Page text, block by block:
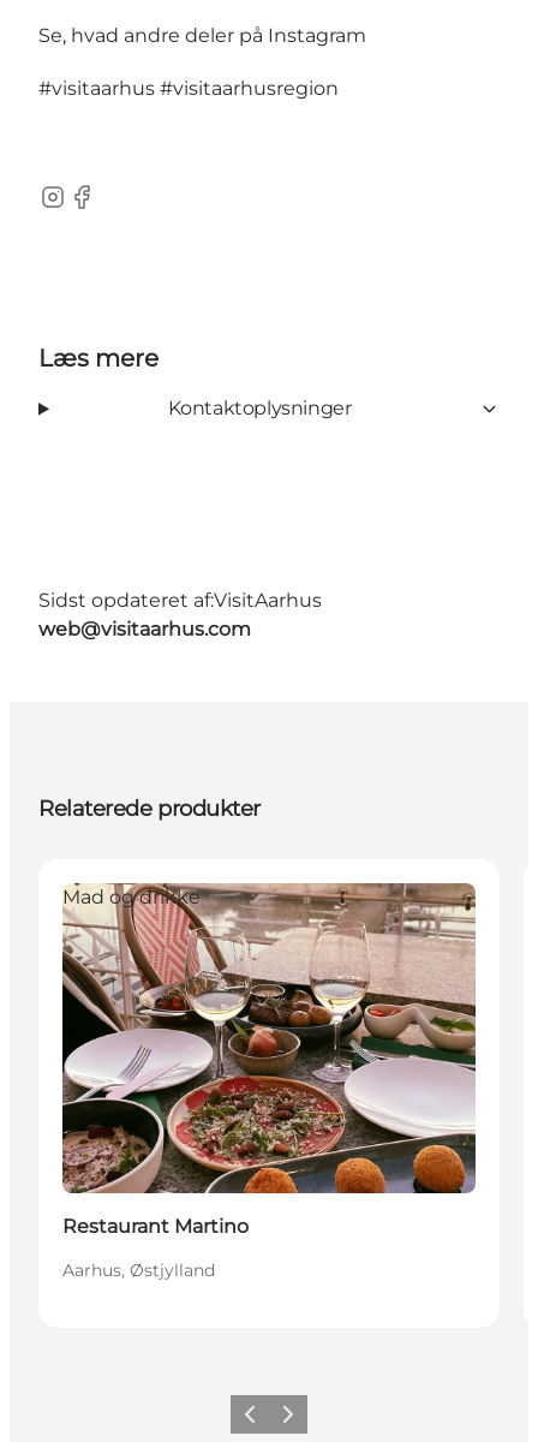
Se, hvad andre deler på Instagram
#visitaarhus #visitaarhusregion
Instagram
Facebook
Læs mere
Kontaktoplysninger
Sidst opdateret af:VisitAarhus
web@visitaarhus.com
Relaterede produkter
Mad og drikke
Restaurant Martino
Aarhus, Østjylland
ForrigeNæste